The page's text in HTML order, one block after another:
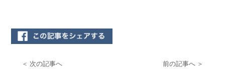
＜ 次の記事へ 前の記事へ ＞